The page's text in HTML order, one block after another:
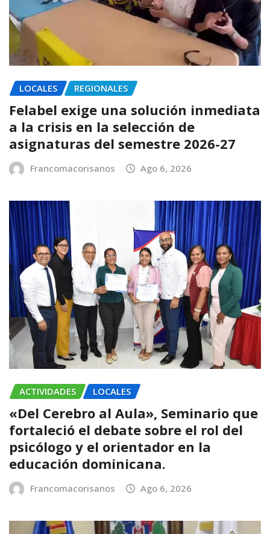
LOCALES REGIONALES
Felabel exige una solución inmediata
a la crisis en la selección de
asignaturas del semestre 2026-27
Francomacorisanos Ago 6, 2026
ACTIVIDADES LOCALES
«Del Cerebro al Aula», Seminario que
fortaleció el debate sobre el rol del
psicólogo y el orientador en la
educación dominicana.
Francomacorisanos Ago 6, 2026